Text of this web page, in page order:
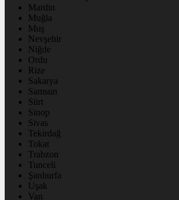
Mardin
Muğla
Muş
Nevşehir
Niğde
Ordu
Rize
Sakarya
Samsun
Siirt
Sinop
Sivas
Tekirdağ
Tokat
Trabzon
Tunceli
Şanlıurfa
Uşak
Van